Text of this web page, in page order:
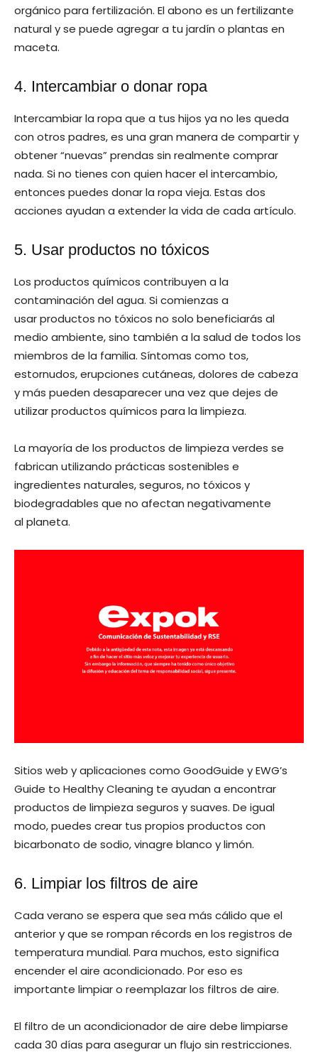
orgánico para fertilización. El abono es un fertilizante
natural y se puede agregar a tu jardín o plantas en
maceta.
4. Intercambiar o donar ropa
Intercambiar la ropa que a tus hijos ya no les queda
con otros padres, es una gran manera de compartir y
obtener “nuevas” prendas sin realmente comprar
nada. Si no tienes con quien hacer el intercambio,
entonces puedes donar la ropa vieja. Estas dos
acciones ayudan a extender la vida de cada artículo.
5. Usar productos no tóxicos
Los productos químicos contribuyen a la
contaminación del agua. Si comienzas a
usar productos no tóxicos no solo beneficiarás al
medio ambiente, sino también a la salud de todos los
miembros de la familia. Síntomas como tos,
estornudos, erupciones cutáneas, dolores de cabeza
y más pueden desaparecer una vez que dejes de
utilizar productos químicos para la limpieza.
La mayoría de los productos de limpieza verdes se
fabrican utilizando prácticas sostenibles e
ingredientes naturales, seguros, no tóxicos y
biodegradables que no afectan negativamente
al planeta.
Sitios web y aplicaciones como GoodGuide y EWG’s
Guide to Healthy Cleaning te ayudan a encontrar
productos de limpieza seguros y suaves. De igual
modo, puedes crear tus propios productos con
bicarbonato de sodio, vinagre blanco y limón.
6. Limpiar los filtros de aire
Cada verano se espera que sea más cálido que el
anterior y que se rompan récords en los registros de
temperatura mundial. Para muchos, esto significa
encender el aire acondicionado. Por eso es
importante limpiar o reemplazar los filtros de aire.
El filtro de un acondicionador de aire debe limpiarse
cada 30 días para asegurar un flujo sin restricciones.